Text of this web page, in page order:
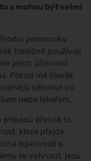
a mohou být velmi
pomocníky,
tradičně používají
jejich účinnost
Pokud má člověk
sáhnout po
nebo lékařem.
případů přesně to,
která přejde
trpělivosti a
se vyhnout, jsou